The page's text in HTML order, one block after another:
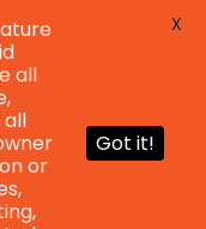
all
all
or
Got it!
X